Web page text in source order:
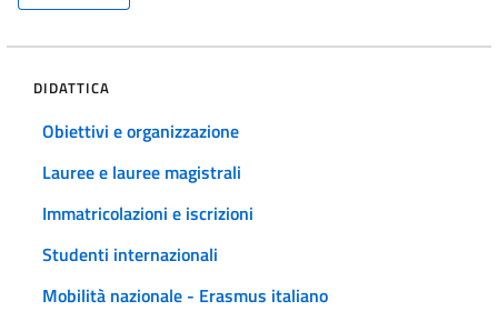
DIDATTICA
Obiettivi e organizzazione
Lauree e lauree magistrali
Immatricolazioni e iscrizioni
Studenti internazionali
Mobilità nazionale - Erasmus italiano